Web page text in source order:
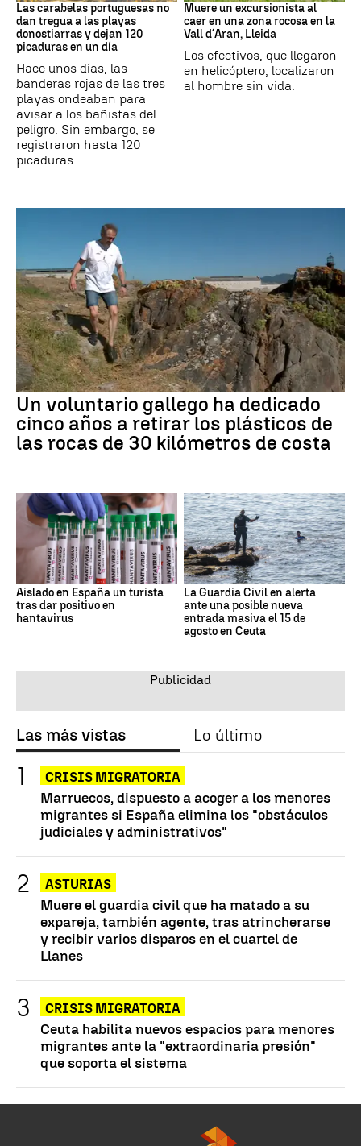
Las carabelas portuguesas no
dan tregua a las playas
donostiarras y dejan 120
picaduras en un día
Hace unos días, las
banderas rojas de las tres
playas ondeaban para
avisar a los bañistas del
peligro. Sin embargo, se
registraron hasta 120
picaduras.
Muere un excursionista al
caer en una zona rocosa en la
Vall d´Aran, Lleida
Los efectivos, que llegaron
en helicóptero, localizaron
al hombre sin vida.
Un voluntario gallego ha dedicado
cinco años a retirar los plásticos de
las rocas de 30 kilómetros de costa
Aislado en España un turista
tras dar positivo en
hantavirus
La Guardia Civil en alerta
ante una posible nueva
entrada masiva el 15 de
agosto en Ceuta
Las más vistas Lo último
CRISIS MIGRATORIA
Marruecos, dispuesto a acoger a los menores
migrantes si España elimina los "obstáculos
judiciales y administrativos"
ASTURIAS
Muere el guardia civil que ha matado a su
expareja, también agente, tras atrincherarse
y recibir varios disparos en el cuartel de
Llanes
CRISIS MIGRATORIA
Ceuta habilita nuevos espacios para menores
migrantes ante la "extraordinaria presión"
que soporta el sistema